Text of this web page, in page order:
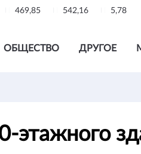
469,85 542,16 5,78
ОБЩЕСТВО ДРУГОЕ
этажного